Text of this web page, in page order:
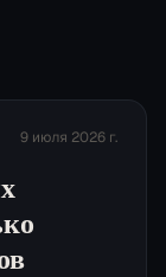
9 июля 2026 г.